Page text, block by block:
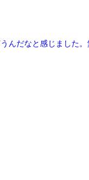
んだなと感じました